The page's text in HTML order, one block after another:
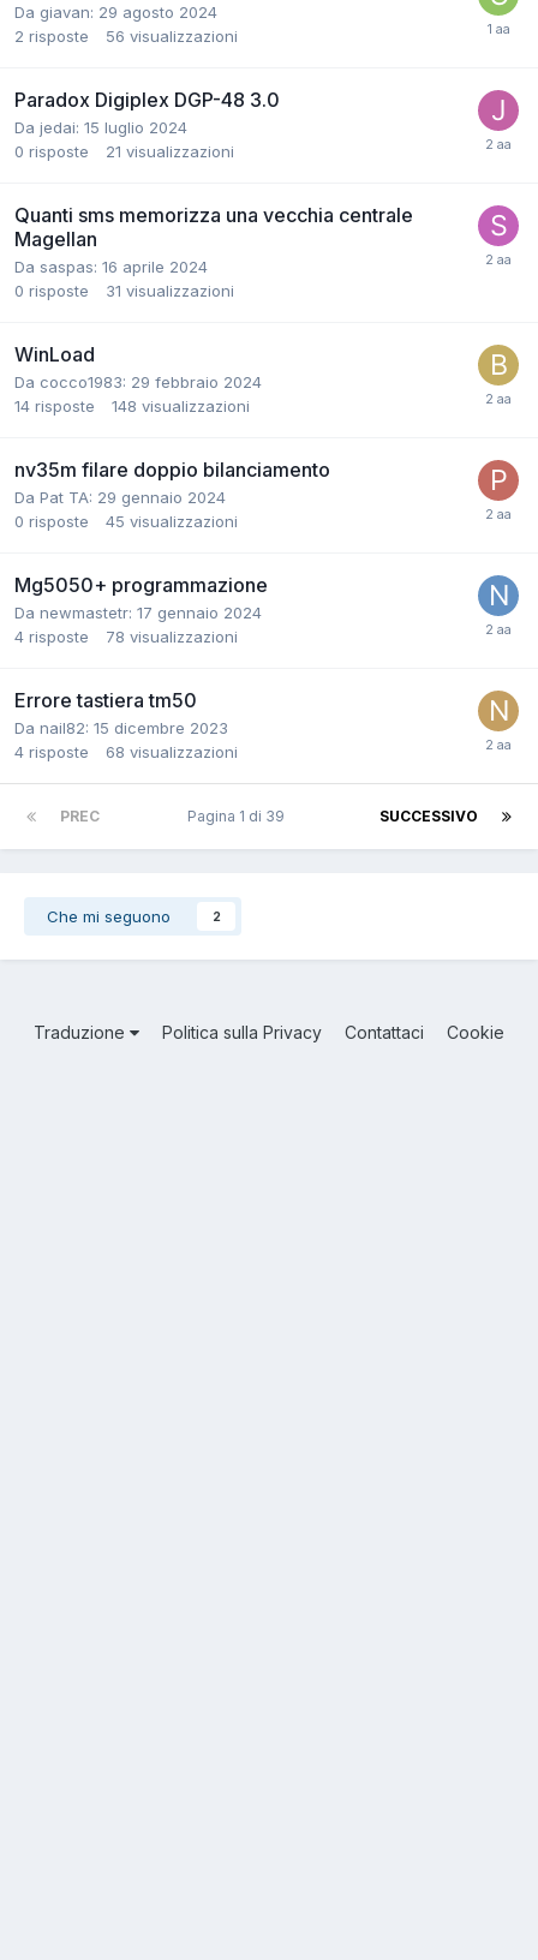
Da giavan: 29 agosto 2024
2 risposte 56 visualizzazioni
Paradox Digiplex DGP-48 3.0
Da jedai: 15 luglio 2024
0 risposte 21 visualizzazioni
Quanti sms memorizza una vecchia centrale
Magellan
Da saspas: 16 aprile 2024
0 risposte 31 visualizzazioni
WinLoad
Da cocco1983: 29 febbraio 2024
14 risposte 148 visualizzazioni
nv35m filare doppio bilanciamento
Da Pat TA: 29 gennaio 2024
0 risposte 45 visualizzazioni
Mg5050+ programmazione
Da newmastetr: 17 gennaio 2024
4 risposte 78 visualizzazioni
Errore tastiera tm50
Da nail82: 15 dicembre 2023
4 risposte 68 visualizzazioni
PREC SUCCESSIVO
Pagina 1 di 39
Che mi seguono 2
Traduzione Politica sulla Privacy Contattaci Cookie